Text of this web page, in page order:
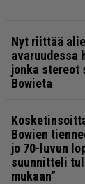
Nyt riittää
avaruudessa
jonka stereot
Bowieta
Bowien
jo 70-luvun
suunnitteli
mukaan”